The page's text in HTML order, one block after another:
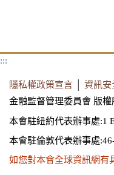
:::
隱私權政策宣言 資訊安
金融監督管理委員會 版
本會駐紐約代表辦事處:1
本會駐倫敦代表辦事處
如您對本會全球資訊網有